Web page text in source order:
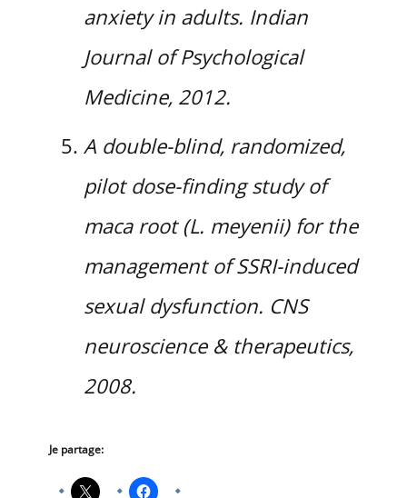
anxiety in adults. Indian
Journal of Psychological
Medicine, 2012.
A double-blind, randomized,
pilot dose-finding study of
maca root (L. meyenii) for the
management of SSRI-induced
sexual dysfunction. CNS
neuroscience & therapeutics,
2008.
Je partage: